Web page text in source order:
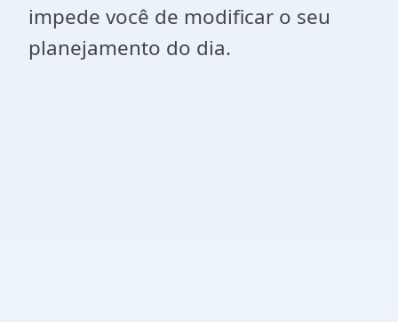
impede você de modificar o seu
planejamento do dia.